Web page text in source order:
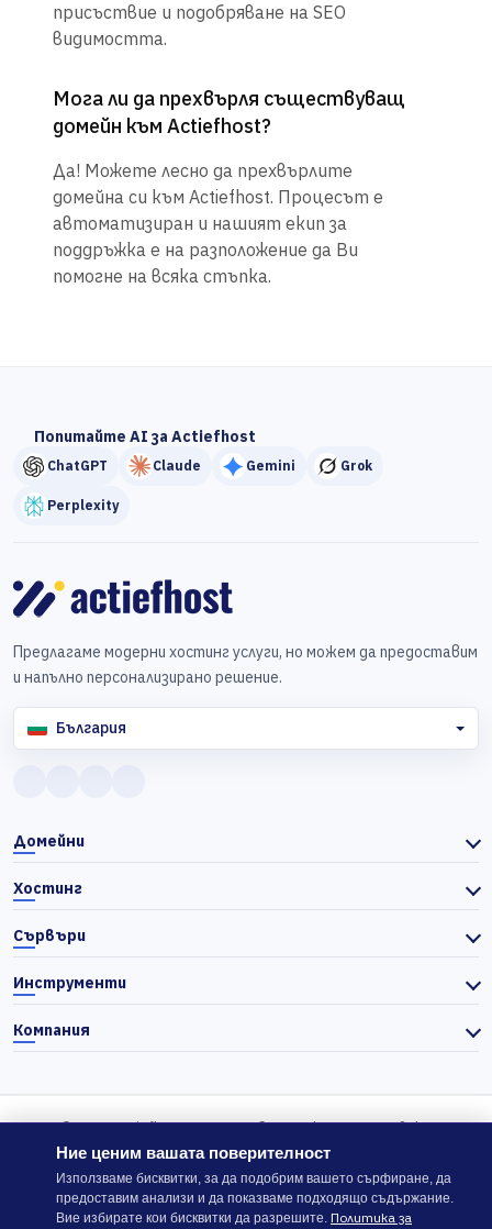
присъствие и подобряване на SEO
видимостта.
Мога ли да прехвърля съществуващ
домейн към Actiefhost?
Да! Можете лесно да прехвърлите
домейна си към Actiefhost. Процесът е
автоматизиран и нашият екип за
поддръжка е на разположение да Ви
помогне на всяка стъпка.
Попитайте AI за Actiefhost
ChatGPT Claude Gemini Grok
Perplexity
Предлагаме модерни хостинг услуги, но можем да предоставим
и напълно персонализирано решение.
България
Домейни
Хостинг
Сървъри
Инструменти
Компания
© 2026 Actiefhost. Съгласно българското търговско
законодателство цените в сайта се показват без ДДС, а ДДС се
изчислява отделно при завършване на поръчката, когато е
приложимо.
Ние ценим вашата поверителност
Използваме бисквитки, за да подобрим вашето сърфиране, да
предоставим анализи и да показваме подходящо съдържание.
Вие избирате кои бисквитки да разрешите. Политика за